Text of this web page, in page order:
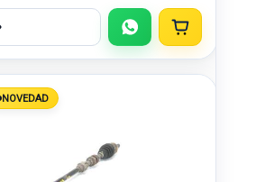
NOVEDAD